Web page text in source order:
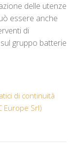
delle utenze
essere anche
di
gruppo batterie
di continuità
Europe Srl)